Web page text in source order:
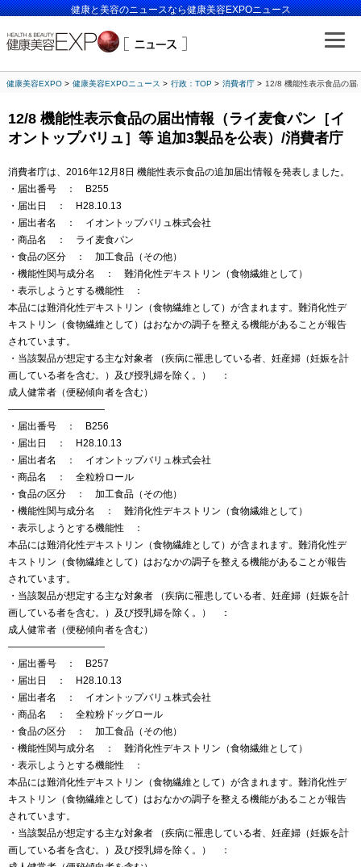
健康と美容のニュースなら健康美容EXPOニュース
健康美容EXPO 健康美容EXPOニュース 行政：TOP 消費者庁 12/8 機能性表示食品の届
12/8 機能性表示食品の届出情報（ライ麦食パン［イ
オントップバリュ］等 追加3製品を公表）/消費者庁
消費者庁は、2016年12月8日 機能性表示食品の追加届出情報を発表しました。
・届出番号 ： B255
・届出日 ： H28.10.13
・届出者名 ： イオントップバリュ株式会社
・商品名 ： ライ麦食パン
・食品の区分 ： 加工食品（その他）
・機能性関与成分名 ： 難消化性デキストリン（食物繊維として）
・表示しようとする機能性 ：
本品には難消化性デキストリン（食物繊維として）が含まれます。難消化性デ
キストリン（食物繊維として）はおなかの調子を整える機能があることが報告
されています。
・当該製品が想定する主な対象者 （疾病に罹患している者、妊産婦（妊娠を計
画している者を含む。）及び授乳婦を除く。） ：
成人健常者（便秘傾向者を含む）
——————————
・届出番号 ： B256
・届出日 ： H28.10.13
・届出者名 ： イオントップバリュ株式会社
・商品名 ： 全粒粉ロール
・食品の区分 ： 加工食品（その他）
・機能性関与成分名 ： 難消化性デキストリン（食物繊維として）
・表示しようとする機能性 ：
本品には難消化性デキストリン（食物繊維として）が含まれます。難消化性デ
キストリン（食物繊維として）はおなかの調子を整える機能があることが報告
されています。
・当該製品が想定する主な対象者 （疾病に罹患している者、妊産婦（妊娠を計
画している者を含む。）及び授乳婦を除く。） ：
成人健常者（便秘傾向者を含む）
——————————
・届出番号 ： B257
・届出日 ： H28.10.13
・届出者名 ： イオントップバリュ株式会社
・商品名 ： 全粒粉ドッグロール
・食品の区分 ： 加工食品（その他）
・機能性関与成分名 ： 難消化性デキストリン（食物繊維として）
・表示しようとする機能性 ：
本品には難消化性デキストリン（食物繊維として）が含まれます。難消化性デ
キストリン（食物繊維として）はおなかの調子を整える機能があることが報告
されています。
・当該製品が想定する主な対象者 （疾病に罹患している者、妊産婦（妊娠を計
画している者を含む。）及び授乳婦を除く。） ：